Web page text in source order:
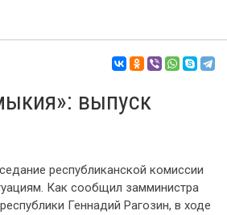
выпуск
республиканской комиссии
Как сообщил замминистра
Геннадий Рагозин, в ходе